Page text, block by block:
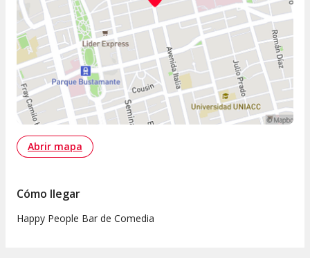
Abrir mapa
Cómo llegar
Happy People Bar de Comedia